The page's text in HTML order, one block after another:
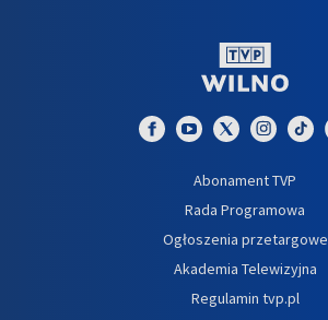
Abonament TVP
Rada Programowa
Ogłoszenia przetargowe
Akademia Telewizyjna
Regulamin tvp.pl